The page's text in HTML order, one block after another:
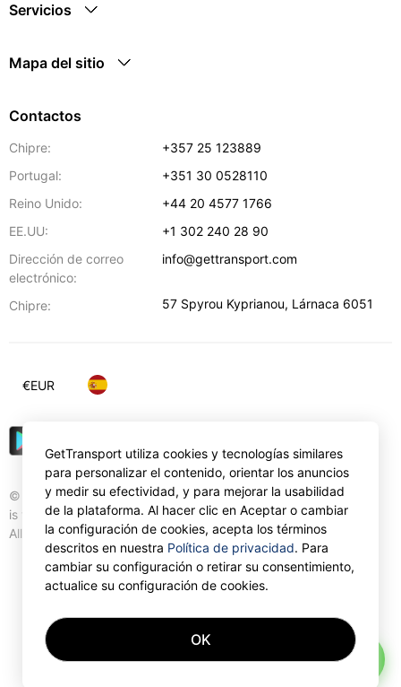
Servicios
Mapa del sitio
Contactos
Chipre:
+357 25 123889
Portugal:
+351 30 0528110
Reino Unido:
+44 20 4577 1766
EE.UU:
+1 302 240 28 90
Dirección de correo
electrónico:
info@gettransport.com
Chipre: 57 Spyrou Kyprianou, Lárnaca 6051
© Gettransport International Limited. GetTransport®
is trademark of Gettransport International Limited.
All rights reserved.
€EUR
GetTransport utiliza cookies y tecnologías similares
para personalizar el contenido, orientar los anuncios
y medir su efectividad, y para mejorar la usabilidad
de la plataforma. Al hacer clic en Aceptar o cambiar
la configuración de cookies, acepta los términos
descritos en nuestra Política de privacidad. Para
cambiar su configuración o retirar su consentimiento,
actualice su configuración de cookies.
OK
AI